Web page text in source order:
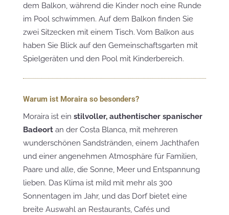
dem Balkon, während die Kinder noch eine Runde
im Pool schwimmen. Auf dem Balkon finden Sie
zwei Sitzecken mit einem Tisch. Vom Balkon aus
haben Sie Blick auf den Gemeinschaftsgarten mit
Spielgeräten und den Pool mit Kinderbereich.
Warum ist Moraira so besonders?
Moraira ist ein stilvoller, authentischer spanischer
Badeortan der Costa Blanca, mit mehreren
wunderschönen Sandstränden, einem Jachthafen
und einer angenehmen Atmosphäre für Familien,
Paare und alle, die Sonne, Meer und Entspannung
lieben. Das Klima ist mild mit mehr als 300
Sonnentagen im Jahr, und das Dorf bietet eine
breite Auswahl an Restaurants, Cafés und